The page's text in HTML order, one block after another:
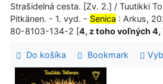
Strašidelná cesta. [Zv. 2.] / Tuutikki
Pitkänen. - 1. vyd. - Senica : Arkus,
80-8103-134-2 [4, z toho voľných
Do košíka Bookmark